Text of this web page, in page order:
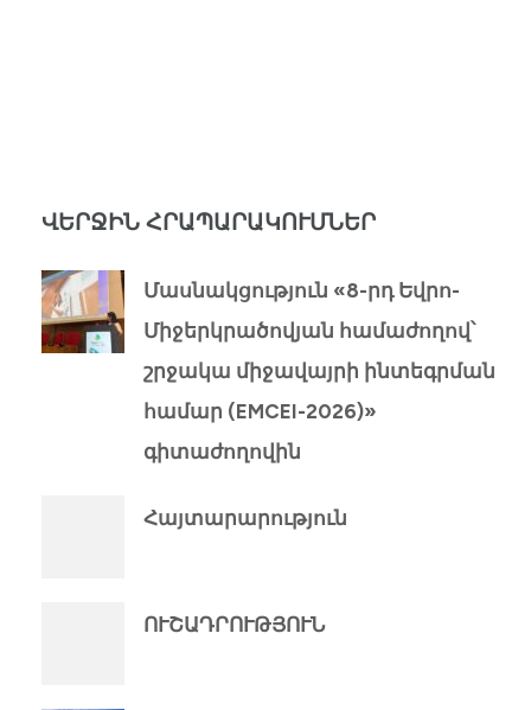
ՎԵՐՋԻՆ ՀՐԱՊԱՐԱԿՈՒՄՆԵՐ
Մասնակցություն «8-րդ Եվրո-
Միջերկրածովյան համաժողով՝
շրջակա միջավայրի ինտեգրման
համար (EMCEI-2026)»
գիտաժողովին
Հայտարարություն
ՈՒՇԱԴՐՈՒԹՅՈՒՆ